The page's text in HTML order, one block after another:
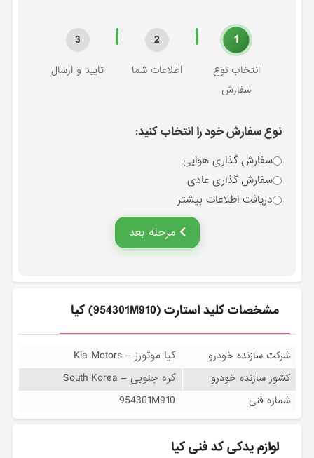
1
انتخاب نوع
سفارش
2
اطلاعات شما
3
تایید و ارسال
نوع سفارش خود را انتخاب کنید:
سفارش گذاری هوایی
سفارش گذاری عادی
دریافت اطلاعات بیشتر
مرحله بعد
مشخصات كليد استارت (954301M910) کیا
شرکت سازنده خودرو کیا موتورز – Kia Motors
کشور سازنده خودرو کره جنوبی – South Korea
شماره فنی 954301M910
لوازم یدکی کد فنی کیا